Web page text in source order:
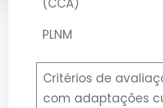
(CCA)
PLNM
Critérios de
com adaptações